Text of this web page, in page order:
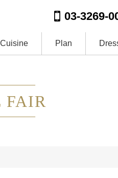
03-3269-
Cuisine Plan
FAIR